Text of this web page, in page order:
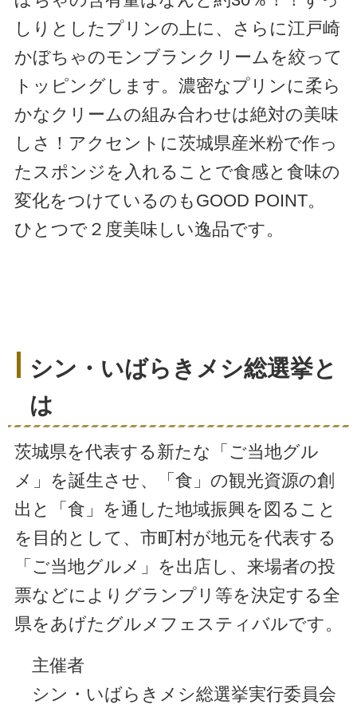
しりとしたプリンの上に、さらに江戸崎
かぼちゃのモンブランクリームを絞って
トッピングします。濃密なプリンに柔ら
かなクリームの組み合わせは絶対の美味
しさ！アクセントに茨城県産米粉で作っ
たスポンジを入れることで食感と食味の
変化をつけているのもGOOD POINT。
ひとつで２度美味しい逸品です。
シン・いばらきメシ総選挙と
は
茨城県を代表する新たな「ご当地グル
メ」を誕生させ、「食」の観光資源の創
出と「食」を通した地域振興を図ること
を目的として、市町村が地元を代表する
「ご当地グルメ」を出店し、来場者の投
票などによりグランプリ等を決定する全
県をあげたグルメフェスティバルです。
主催者
シン・いばらきメシ総選挙実行委員会